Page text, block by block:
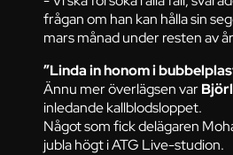
frågan om han kan hålla sin
mars månad under resten av
”Linda in honom i
Ännu mer överlägsen var
inledande kallblodsloppet.
Något som fick delägaren
jubla högt i ATG Live-studion.